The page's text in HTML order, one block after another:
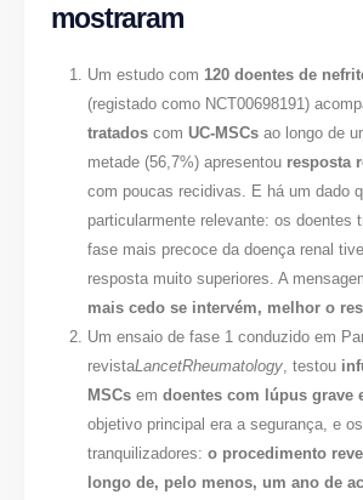
mostraram
Um estudo com 120 doentes de
(registado como NCT00698191)
tratadoscom UC-MSCsao longo de
metade (56,7%) apresentou resposta
com poucas recidivas. E há um dado
particularmente relevante: os doentes
fase mais precoce da doença renal
resposta muito superiores. A
mais cedo se intervém, melhor o
Um ensaio de fase 1 conduzido em
revistaLancetRheumatology, testou
MSCsem doentes com lúpus grave
objetivo principal era a segurança, e
tranquilizadores: o procedimento
longo de, pelo menos, um ano de